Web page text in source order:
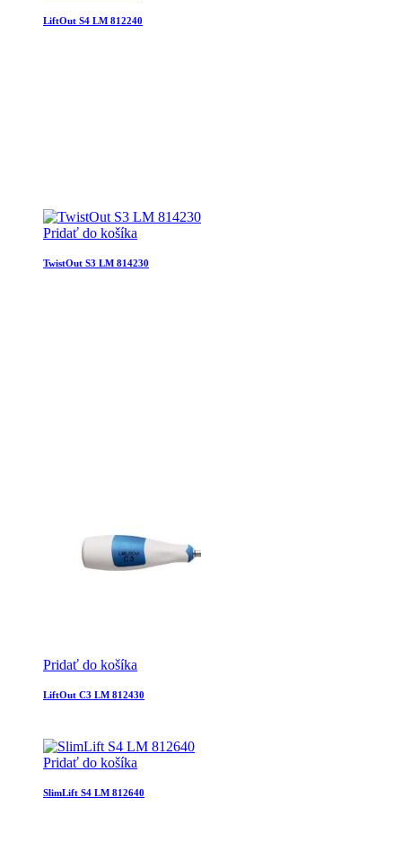
LiftOut S4 LM 812240
Pridať do košíka
TwistOut S3 LM 814230
Pridať do košíka
LiftOut C3 LM 812430
Pridať do košíka
SlimLift S4 LM 812640